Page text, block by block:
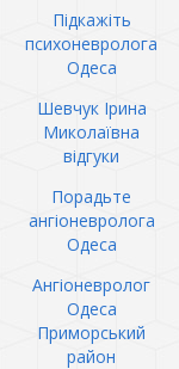
Підкажіть
психоневролога
Одеса
Шевчук Ірина
Миколаївна
відгуки
Порадьте
ангіоневролога
Одеса
Ангіоневролог
Одеса
Приморський
район